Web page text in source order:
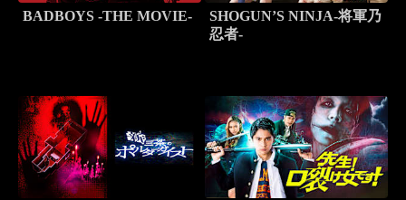
BADBOYS -THE MOVIE-
SHOGUN’S NINJA-将軍乃
忍者-